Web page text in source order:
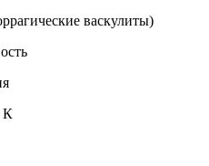
васкулиты)
К